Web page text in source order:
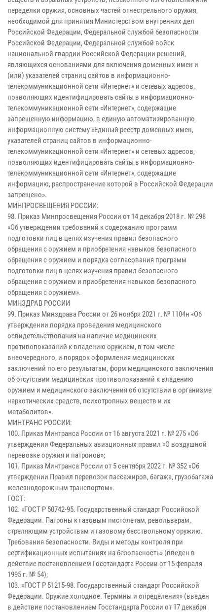
переделки оружия, основных частей огнестрельного оружия,
необходимой для принятия Министерством внутренних дел
Российской Федерации, Федеральной службой безопасности
Российской Федерации, Федеральной службой войск
национальной гвардии Российской Федерации решений,
являющихся основаниями для включения доменных имен и
(или) указателей страниц сайтов в информационно-
телекоммуникационной сети «Интернет» и сетевых адресов,
позволяющих идентифицировать сайты в информационно-
телекоммуникационной сети «Интернет», содержащие
запрещенную информацию, в единую автоматизированную
информационную систему «Единый реестр доменных имен,
указателей страниц сайтов в информационно-
телекоммуникационной сети «Интернет» и сетевых адресов,
позволяющих идентифицировать сайты в информационно-
телекоммуникационной сети «Интернет», содержащие
информацию, распространение которой в Российской Федерации
запрещено».
МИНПРОСВЕЩЕНИЯ РОССИИ:
98. Приказ Минпросвещения России от 14 декабря 2018 г. № 298
«Об утверждении требований к содержанию программ
подготовки лиц в целях изучения правил безопасного
обращения с оружием и приобретения навыков безопасного
обращения с оружием и порядка согласования программ
подготовки лиц в целях изучения правил безопасного
обращения с оружием и приобретения навыков безопасного
обращения с оружием».
МИНЗДРАВ РОССИИ
99. Приказ Минздрава России от 26 ноября 2021 г. № 1104н «Об
утверждении порядка проведения медицинского
освидетельствования на наличие медицинских
противопоказаний к владению оружием, в том числе
внеочередного, и порядок оформления медицинских
заключений по его результатам, форм медицинского заключения
об отсутствии медицинских противопоказаний к владению
оружием и медицинского заключения об отсутствии в организме
наркотических средств, психотропных веществ и их
метаболитов».
МИНТРАНС РОССИИ:
100. Приказ Минтранса России от 16 августа 2021 г. № 275 «Об
утверждении Федеральных авиационных правил «О воздушной
перевозке оружия и патронов»;
101. Приказ Минтранса России от 5 сентября 2022 г. № 352 «Об
утверждении Правил перевозок пассажиров, багажа, грузобагажа
железнодорожным транспортом».
ГОСТ:
102. «ГОСТ Р 50742-95. Государственный стандарт Российской
Федерации. Патроны к газовым пистолетам, револьверам,
стреляющим устройствам и газовому бесствольному оружию.
Требования безопасности. Виды и методы контроля при
сертификационных испытаниях на безопасность» (введен в
действие постановлением Госстандарта России от 15 февраля
1995 г. № 54);
103. «ГОСТ Р 51215-98. Государственный стандарт Российской
Федерации. Оружие холодное. Термины и определения» (введен
в действие постановлением Госстандарта России от 17 декабря